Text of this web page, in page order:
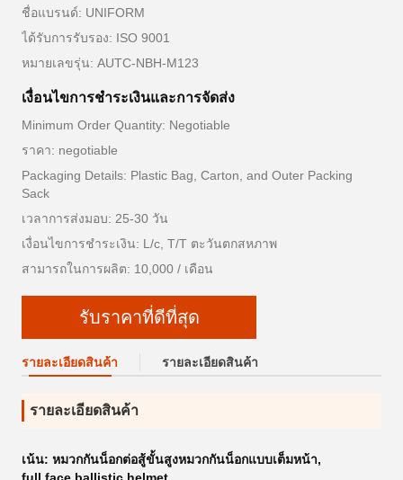
ชื่อแบรนด์: UNIFORM
ได้รับการรับรอง: ISO 9001
หมายเลขรุ่น: AUTC-NBH-M123
เงื่อนไขการชำระเงินและการจัดส่ง
Minimum Order Quantity: Negotiable
ราคา: negotiable
Packaging Details: Plastic Bag, Carton, and Outer Packing
Sack
เวลาการส่งมอบ: 25-30 วัน
เงื่อนไขการชำระเงิน: L/c, T/T ตะวันตกสหภาพ
สามารถในการผลิต: 10,000 / เดือน
รับราคาที่ดีที่สุด
รายละเอียดสินค้า รายละเอียดสินค้า
รายละเอียดสินค้า
เน้น: หมวกกันน็อกต่อสู้ขั้นสูงหมวกกันน็อกแบบเต็มหน้า,